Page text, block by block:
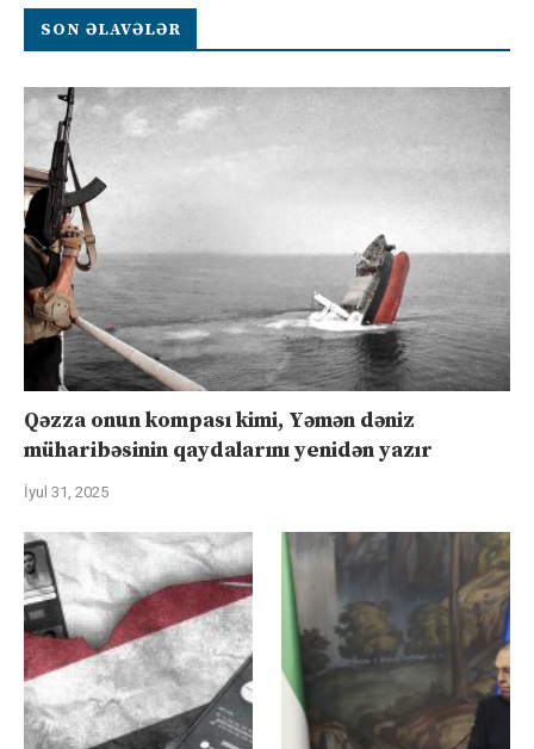
SON ƏLAVƏLƏR
Qəzza onun kompası kimi, Yəmən dəniz
müharibəsinin qaydalarını yenidən yazır
İyul 31, 2025